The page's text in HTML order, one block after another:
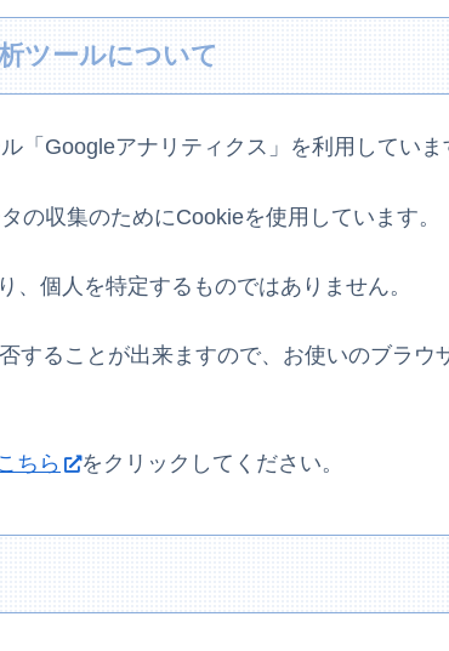
ツールについて
「Googleアナリティクス」を利用していま
の収集のためにCookieを使用しています。
個人を特定するものではありません。
することが出来ますので、お使いのブラウ
ちら をクリックしてください。